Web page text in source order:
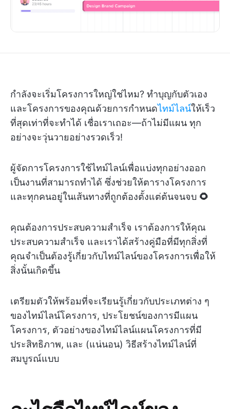
กำลังจะเริ่มโครงการใหญ่ใช่ไหม? ทำบุญกับตัวเอง
และโครงการของคุณด้วยการกำหนดไทม์ไลน์ให้เร็ว
ที่สุดเท่าที่จะทำได้ เชื่อเราเถอะ—ถ้าไม่มีแผน ทุก
อย่างจะวุ่นวายอย่างรวดเร็ว!
ผู้จัดการโครงการใช้ไทม์ไลน์เพื่อแบ่งทุกอย่างออก
เป็นงานที่สามารถทำได้ ซึ่งช่วยให้ตารางโครงการ
และทุกคนอยู่ในเส้นทางที่ถูกต้องตั้งแต่ต้นจนจบ 🌻
คุณต้องการประสบความสำเร็จ เราต้องการให้คุณ
ประสบความสำเร็จ และเราได้สร้างคู่มือที่มีทุกสิ่งที่
คุณจำเป็นต้องรู้เกี่ยวกับไทม์ไลน์ของโครงการเพื่อให้
สิ่งนั้นเกิดขึ้น
เตรียมตัวให้พร้อมที่จะเรียนรู้เกี่ยวกับประเภทต่าง ๆ
ของไทม์ไลน์โครงการ, ประโยชน์ของการมีแผน
โครงการ, ตัวอย่างของไทม์ไลน์แผนโครงการที่มี
ประสิทธิภาพ, และ (แน่นอน) วิธีสร้างไทม์ไลน์ที่
สมบูรณ์แบบ